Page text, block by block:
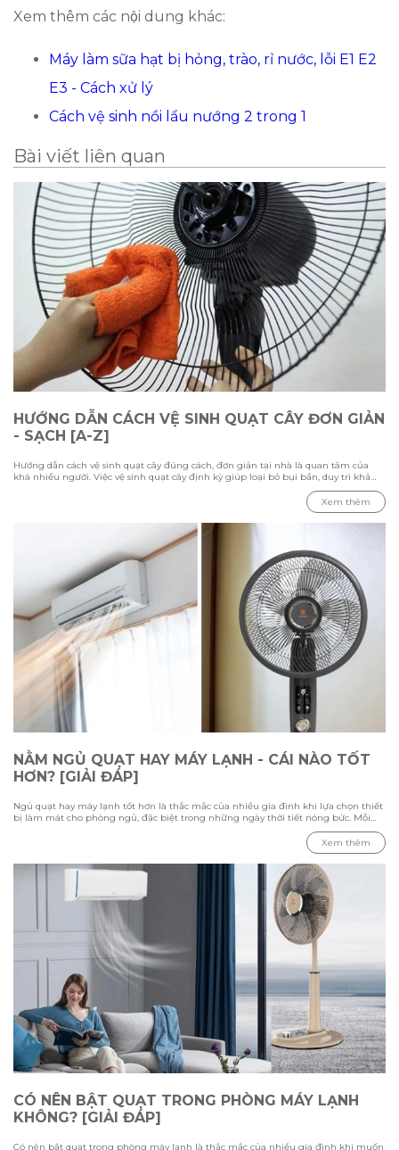
Xem thêm các nội dung khác:
Máy làm sữa hạt bị hỏng, trào, rỉ nước, lỗi E1 E2
E3 - Cách xử lý
Cách vệ sinh nồi lẩu nướng 2 trong 1
Bài viết liên quan
HƯỚNG DẪN CÁCH VỆ SINH QUẠT CÂY ĐƠN GIẢN
- SẠCH [A-Z]
Hướng dẫn cách vệ sinh quạt cây đúng cách, đơn giản tại nhà là quan tâm của
khá nhiều người. Việc vệ sinh quạt cây định kỳ giúp loại bỏ bụi bẩn, duy trì khả
năng làm mát và kéo dài tuổi thọ thiết bị. Trong bài viết này Hawonkoo sẽ hướng
dẫn chi tiết các bước vệ sinh từ cách tháo lắp, làm sạch từng bộ phận đến những
Xem thêm
NẰM NGỦ QUẠT HAY MÁY LẠNH - CÁI NÀO TỐT
HƠN? [GIẢI ĐÁP]
Ngủ quạt hay máy lạnh tốt hơn là thắc mắc của nhiều gia đình khi lựa chọn thiết
bị làm mát cho phòng ngủ, đặc biệt trong những ngày thời tiết nóng bức. Mỗi
phương pháp đều có ưu điểm và hạn chế riêng, phụ thuộc vào nhiệt độ môi
trường, diện tích phòng và nhu cầu sử dụng của từng người. Trong bài viết này
cùng Hawonkoo tìm hiểu sự khác biệt giữa việc ngủ bằng quạt và máy lạnh,
đánh giá ưu nhược điểm của từng thiết bị, đồng thời tham khảo cách sử dụng
phù hợp để tạo không gian nghỉ ngơi thoải mái và tiết kiệm điện.
Xem thêm
CÓ NÊN BẬT QUẠT TRONG PHÒNG MÁY LẠNH
KHÔNG? [GIẢI ĐÁP]
Có nên bật quạt trong phòng máy lạnh là thắc mắc của nhiều gia đình khi muốn